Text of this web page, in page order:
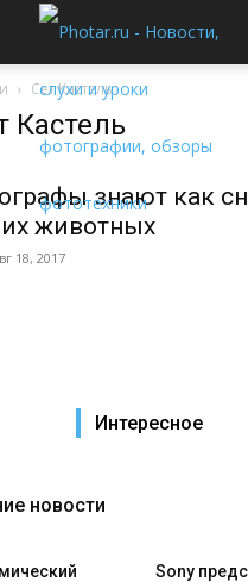
Сет Кастель
Кастель
знают как
животных
18, 2017
Интересное
новости
Sony